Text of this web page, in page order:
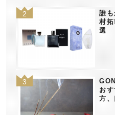
誰
村
選
お
方